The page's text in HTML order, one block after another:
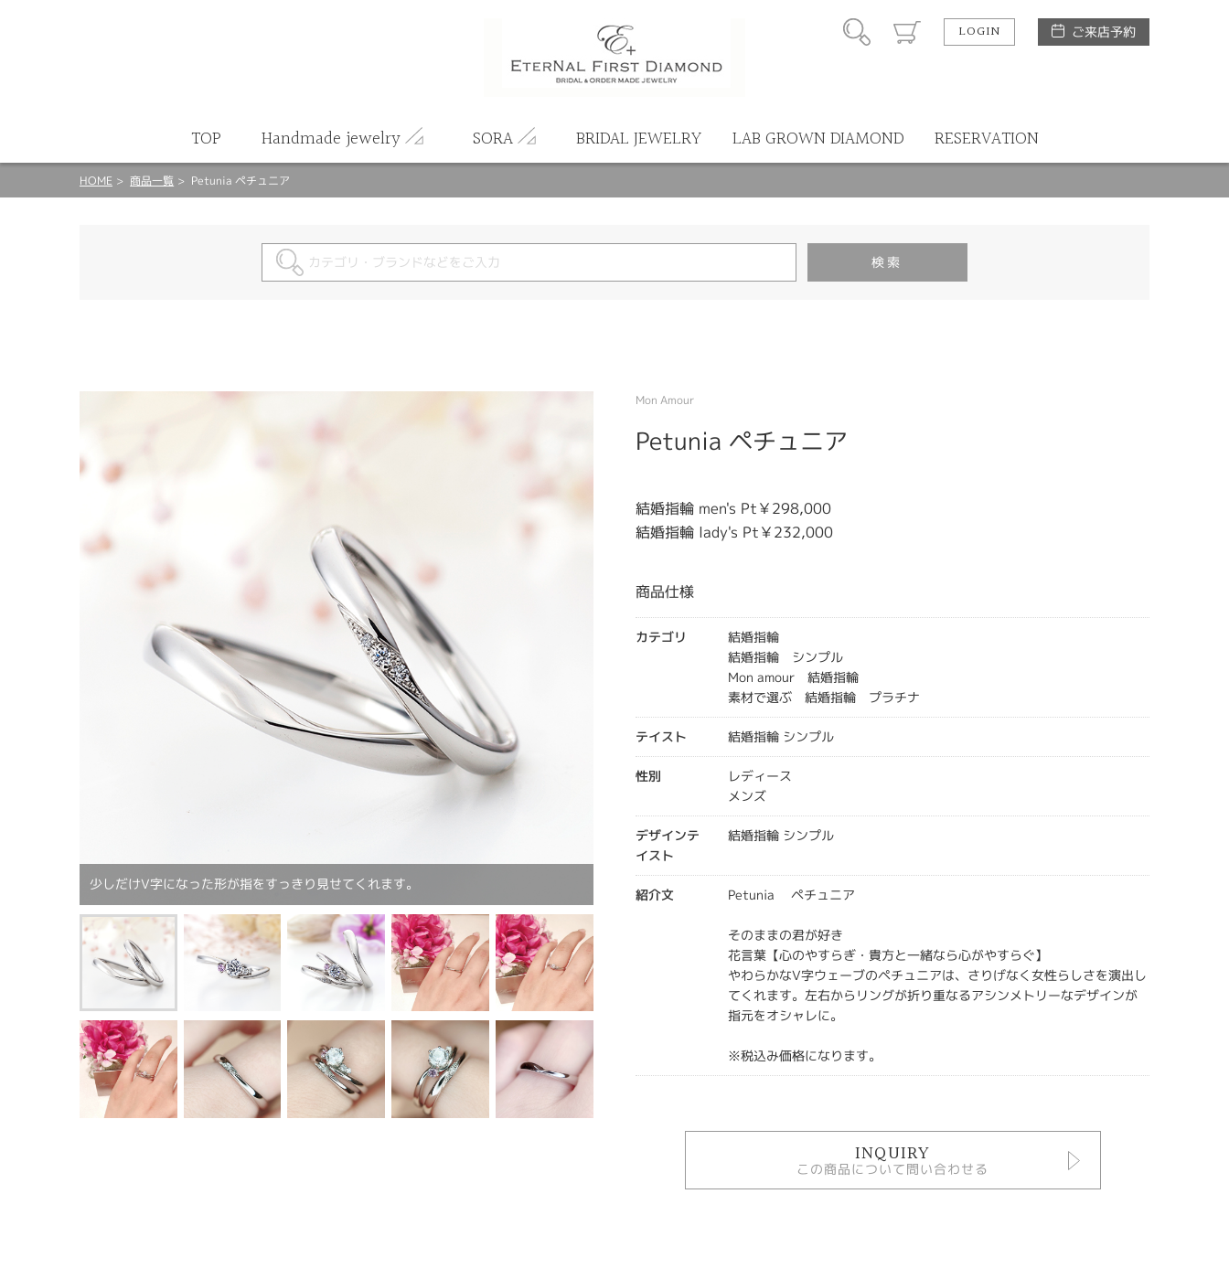
LOGIN ご来店予約
TOP Handmade jewelry SORA BRIDAL JEWELRY LAB GROWN DIAMOND RESERVATION
HOME 商品一覧 Petunia ペチュニア
少しだけV字になった形が指をすっきり見せてくれます。
Mon Amour
Petunia ペチュニア
結婚指輪 men's Pt￥298,000
結婚指輪 lady's Pt￥232,000
商品仕様
カテゴリ
結婚指輪
結婚指輪 シンプル
Mon amour 結婚指輪
素材で選ぶ 結婚指輪 プラチナ
テイスト 結婚指輪 シンプル
性別
レディース
メンズ
デザインテ
イスト
結婚指輪 シンプル
紹介文 Petunia ペチュニア
そのままの君が好き
花言葉【心のやすらぎ・貴方と一緒なら心がやすらぐ】
やわらかなV字ウェーブのペチュニアは、さりげなく女性らしさを演出し
てくれます。左右からリングが折り重なるアシンメトリーなデザインが
指元をオシャレに。
※税込み価格になります。
INQUIRY
この商品について問い合わせる